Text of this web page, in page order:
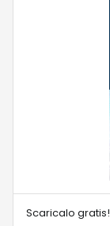
Scaricalo gratis!